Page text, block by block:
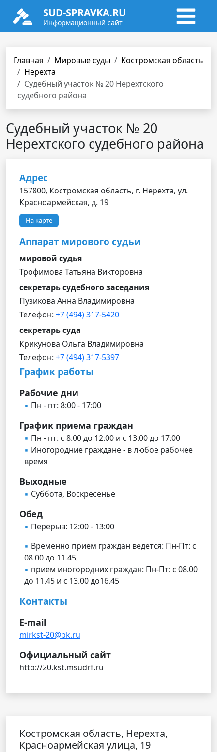
SUD-SPRAVKA.RU
Информационный сайт
Главная Мировые суды
Костромская область
Нерехта
Судебный участок № 20 Нерехтского
судебного района
Судебный участок № 20
Нерехтского судебного района
Адрес
157800, Костромская область, г. Нерехта, ул.
Красноармейская, д. 19
На карте
Аппарат мирового судьи
мировой судья
Трофимова Татьяна Викторовна
секретарь судебного заседания
Пузикова Анна Владимировна
Телефон: +7 (494) 317-5420
секретарь суда
Крикунова Ольга Владимировна
Телефон: +7 (494) 317-5397
График работы
Рабочие дни
Пн - пт: 8:00 - 17:00
График приема граждан
Пн - пт: с 8:00 до 12:00 и с 13:00 до 17:00
Иногородние граждане - в любое рабочее
время
Выходные
Суббота, Воскресенье
Обед
Перерыв: 12:00 - 13:00
Временно прием граждан ведется: Пн-Пт: с
08.00 до 11.45,
прием иногородних граждан: Пн-Пт: с 08.00
до 11.45 и с 13.00 до16.45
Контакты
E-mail
mirkst-20@bk.ru
Официальный сайт
http://20.kst.msudrf.ru
Костромская область, Нерехта,
Красноармейская улица, 19